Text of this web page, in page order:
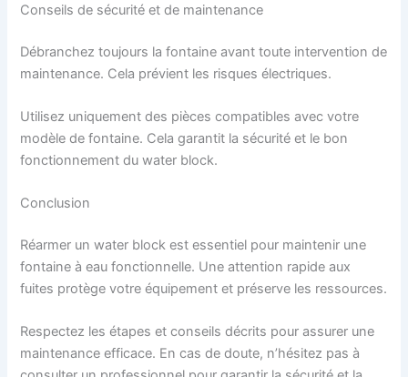
Conseils de sécurité et de maintenance
Débranchez toujours la fontaine avant toute intervention de
maintenance. Cela prévient les risques électriques.
Utilisez uniquement des pièces compatibles avec votre
modèle de fontaine. Cela garantit la sécurité et le bon
fonctionnement du water block.
Conclusion
Réarmer un water block est essentiel pour maintenir une
fontaine à eau fonctionnelle. Une attention rapide aux
fuites protège votre équipement et préserve les ressources.
Respectez les étapes et conseils décrits pour assurer une
maintenance efficace. En cas de doute, n’hésitez pas à